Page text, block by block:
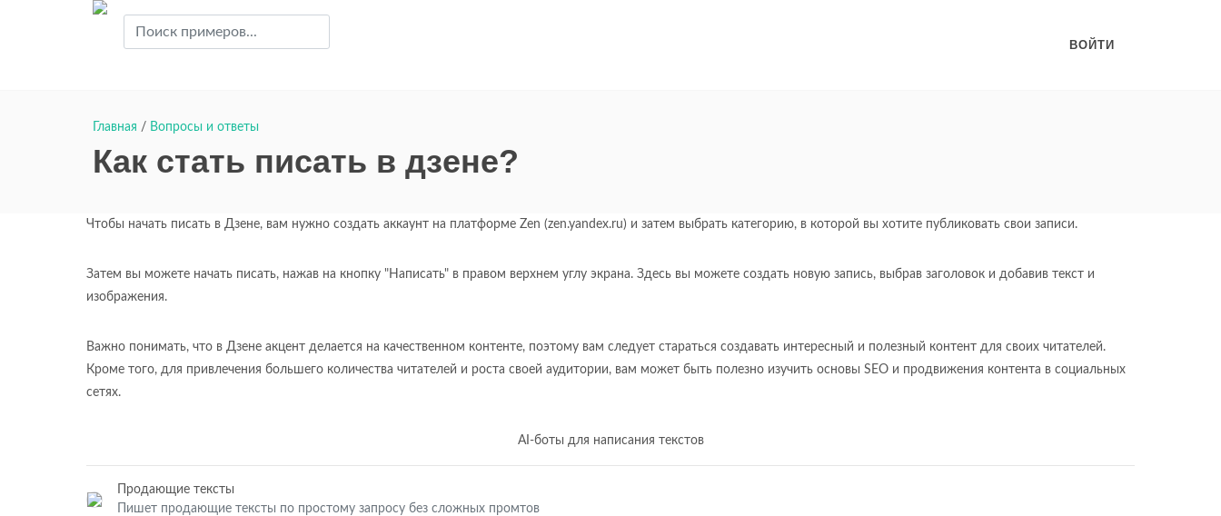
ВОЙТИ
Главная / Вопросы и ответы
Как стать писать в дзене?
Чтобы начать писать в Дзене, вам нужно создать аккаунт на платформе Zen (zen.yandex.ru) и затем выбрать категорию, в которой вы хотите публиковать свои записи.
Затем вы можете начать писать, нажав на кнопку "Написать" в правом верхнем углу экрана. Здесь вы можете создать новую запись, выбрав заголовок и добавив текст и
изображения.
Важно понимать, что в Дзене акцент делается на качественном контенте, поэтому вам следует стараться создавать интересный и полезный контент для своих читателей.
Кроме того, для привлечения большего количества читателей и роста своей аудитории, вам может быть полезно изучить основы SEO и продвижения контента в социальных
сетях.
AI-боты для написания текстов
Продающие тексты
Пишет продающие тексты по простому запросу без сложных промтов